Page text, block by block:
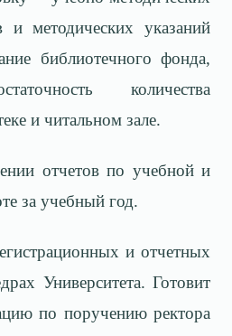
и методических указаний
библиотечного фонда,
количества
и читальном зале.
отчетов по учебной и
за учебный год.
и отчетных
Университета. Готовит
по поручению ректора